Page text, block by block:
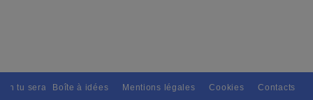
tu seras, Pour tous avec discernement. // L'amitié tu
Boîte à idées Mentions légales Cookies Contacts